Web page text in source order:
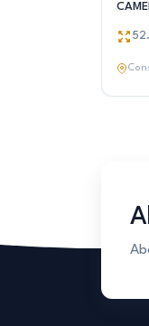
CAMERE * TOMIS NORD *